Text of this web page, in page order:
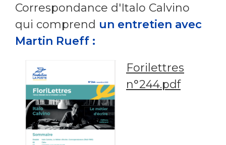
Correspondance d'Italo Calvino
qui comprend un entretien avec
Martin Rueff :
Forilettres
n°244.pdf